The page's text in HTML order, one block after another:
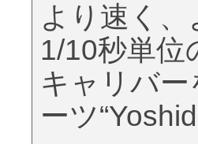
より速く
1/10秒単位
キャリバ
ーツ